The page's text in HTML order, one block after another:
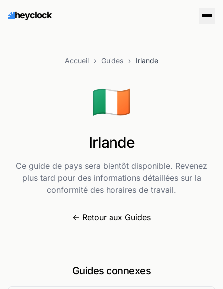
heyclock
Accueil › Guides › Irlande
🇮🇪
Irlande
Ce guide de pays sera bientôt disponible. Revenez
plus tard pour des informations détaillées sur la
conformité des horaires de travail.
← Retour aux Guides
Guides connexes